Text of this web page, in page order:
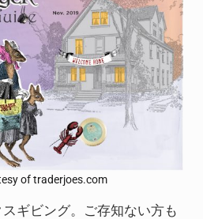
of traderjoes.com
ギビング。ご存知ない方も